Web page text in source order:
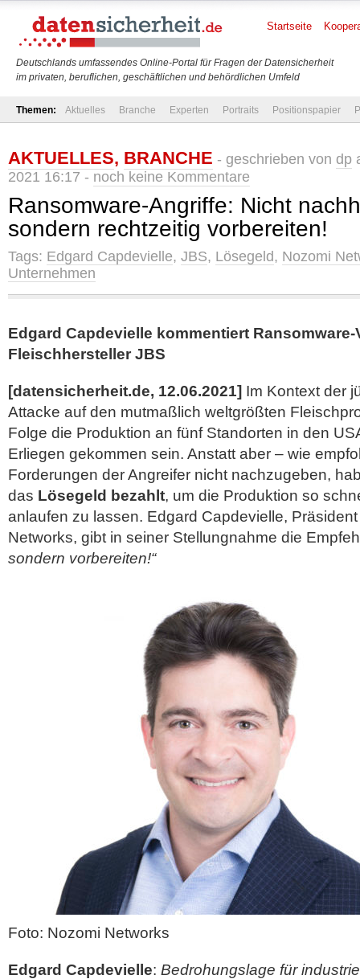
Deutschlands umfassendes Online-Portal für Fragen der Datensicherheit
im privaten, beruflichen, geschäftlichen und behördlichen Umfeld
Startseite
Themen: Aktuelles Branche Experten Portraits Positionspapier
AKTUELLES, BRANCHE - geschrieben von dp
2021 16:17 - noch keine Kommentare
Ransomware-Angriffe: Nicht
sondern rechtzeitig vorbereiten!
Tags: Edgard Capdevielle, JBS, Lösegeld, Nozomi
Unternehmen
Edgard Capdevielle kommentiert Ransomware-
Fleischhersteller JBS
[datensicherheit.de, 12.06.2021] Im Kontext der
Attacke auf den mutmaßlich weltgrößten
Folge die Produktion an fünf Standorten in den
Erliegen gekommen sein. Anstatt aber – wie
Forderungen der Angreifer nicht nachzugeben,
das Lösegeld bezahlt, um die Produktion so
anlaufen zu lassen. Edgard Capdevielle, Präsident
Networks, gibt in seiner Stellungnahme die
sondern vorbereiten!“
Foto: Nozomi Networks
Edgard Capdevielle: Bedrohungslage für